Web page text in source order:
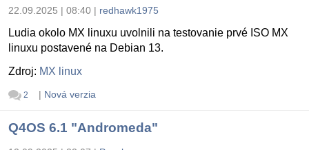
22.09.2025 | 08:40 | redhawk1975
Ludia okolo MX linuxu uvolnili na testovanie prvé ISO MX
linuxu postavené na Debian 13.
Zdroj: MX linux
2 | Nová verzia
Q4OS 6.1 "Andromeda"